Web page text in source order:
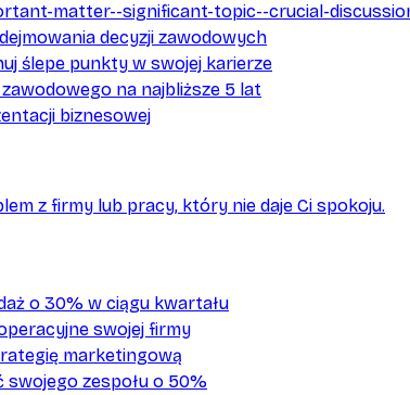
matter--significant-topic--crucial-
decyzji zawodowych
ślepe punkty w swojej karierze
na najbliższe 5 lat
biznesowej
z firmy lub pracy, który nie daje Ci spokoju.
o 30% w ciągu kwartału
swojej firmy
marketingową
zespołu o 50%